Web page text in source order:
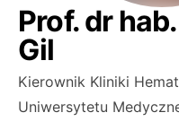
Prof. dr
Gil
Kierownik Kliniki
Uniwersytetu